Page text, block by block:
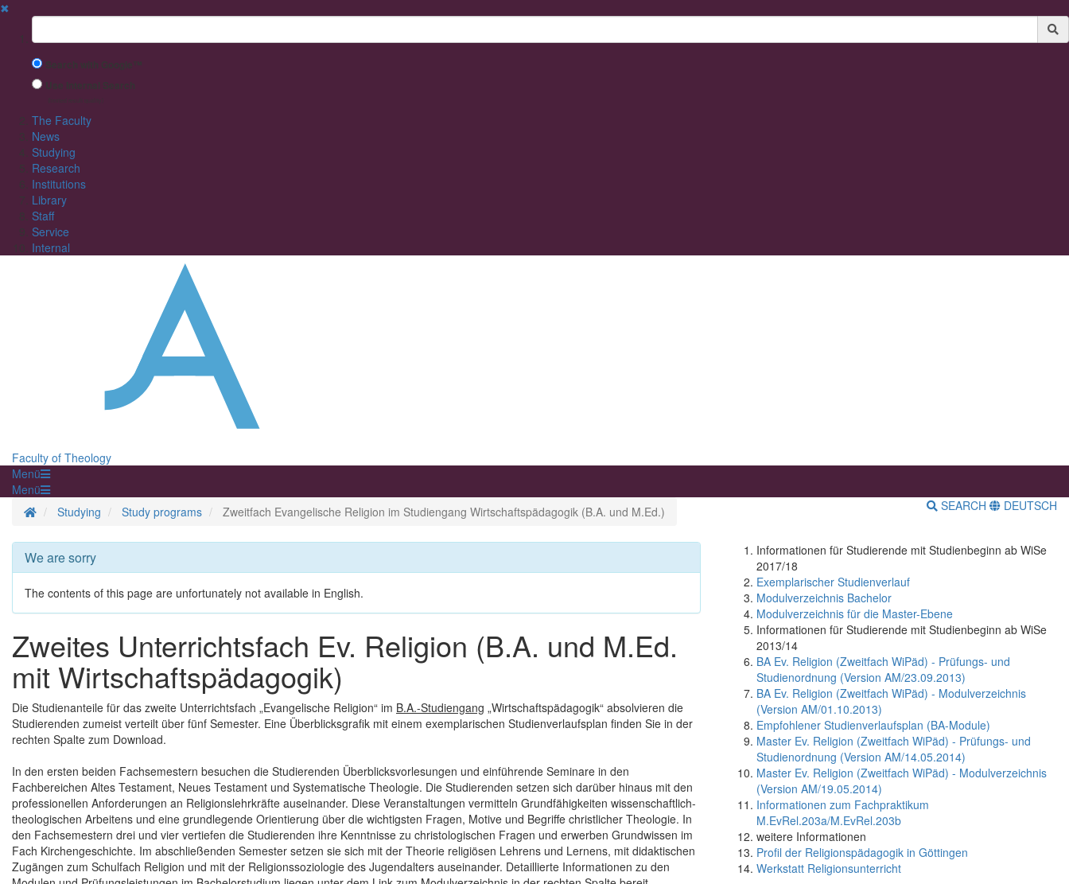
✖
Suchbegriff
Search with Google™
Use Internal Search
The Faculty
News
Studying
Research
Institutions
Library
Staff
Service
Internal
Faculty of Theology
Menü
Menü
Homepage
Studying Study programs Zweitfach Evangelische Religion im Studiengang Wirtschaftspädagogik (B.A. und M.Ed.) SEARCH DEUTSCH
We are sorry
The contents of this page are unfortunately not available in English.
Zweites Unterrichtsfach Ev. Religion (B.A. und M.Ed.
mit Wirtschaftspädagogik)
Die Studienanteile für das zweite Unterrichtsfach „Evangelische Religion“ im B.A.-Studiengang „Wirtschaftspädagogik“ absolvieren die
Studierenden zumeist verteilt über fünf Semester. Eine Überblicksgrafik mit einem exemplarischen Studienverlaufsplan finden Sie in der
rechten Spalte zum Download.
In den ersten beiden Fachsemestern besuchen die Studierenden Überblicksvorlesungen und einführende Seminare in den
Fachbereichen Altes Testament, Neues Testament und Systematische Theologie. Die Studierenden setzen sich darüber hinaus mit den
professionellen Anforderungen an Religionslehrkräfte auseinander. Diese Veranstaltungen vermitteln Grundfähigkeiten wissenschaftlich-
theologischen Arbeitens und eine grundlegende Orientierung über die wichtigsten Fragen, Motive und Begriffe christlicher Theologie. In
den Fachsemestern drei und vier vertiefen die Studierenden ihre Kenntnisse zu christologischen Fragen und erwerben Grundwissen im
Fach Kirchengeschichte. Im abschließenden Semester setzen sie sich mit der Theorie religiösen Lehrens und Lernens, mit didaktischen
Zugängen zum Schulfach Religion und mit der Religionssoziologie des Jugendalters auseinander. Detaillierte Informationen zu den
Informationen für Studierende mit Studienbeginn ab WiSe
2017/18
Exemplarischer Studienverlauf
Modulverzeichnis Bachelor
Modulverzeichnis für die Master-Ebene
Informationen für Studierende mit Studienbeginn ab WiSe
2013/14
BA Ev. Religion (Zweitfach WiPäd) - Prüfungs- und
Studienordnung (Version AM/23.09.2013)
BA Ev. Religion (Zweitfach WiPäd) - Modulverzeichnis
(Version AM/01.10.2013)
Empfohlener Studienverlaufsplan (BA-Module)
Master Ev. Religion (Zweitfach WiPäd) - Prüfungs- und
Studienordnung (Version AM/14.05.2014)
Master Ev. Religion (Zweitfach WiPäd) - Modulverzeichnis
(Version AM/19.05.2014)
Informationen zum Fachpraktikum
M.EvRel.203a/M.EvRel.203b
weitere Informationen
Profil der Religionspädagogik in Göttingen
Werkstatt Religionsunterricht